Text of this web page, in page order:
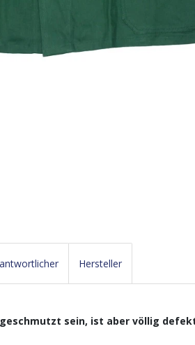
Hersteller
sein, ist aber völlig